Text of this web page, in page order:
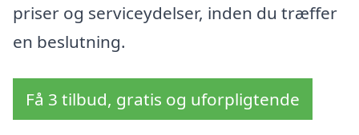
priser og serviceydelser, inden du træffer
en beslutning.
Få 3 tilbud, gratis og uforpligtende